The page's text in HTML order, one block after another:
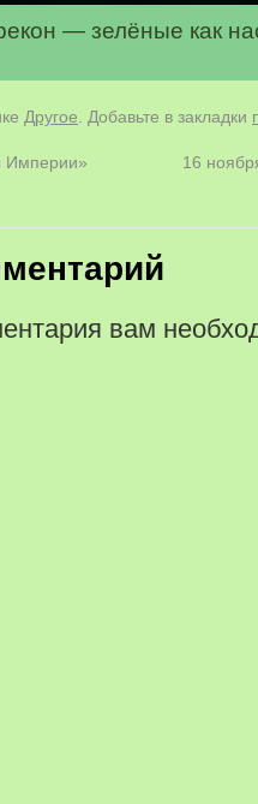
— зелёные как
Другое . Добавьте в закладки
Империи» 16
вам